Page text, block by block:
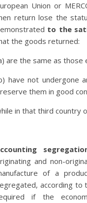
Union or
return lose the
to the
the goods returned:
are the same as those
have not undergone
them in good
in that third country
and non-
of a
according
if the